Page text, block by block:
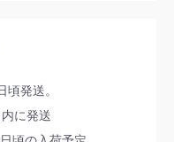
発送。
に発送